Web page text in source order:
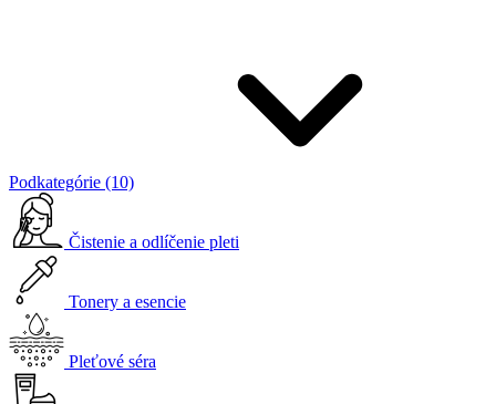
Podkategórie (10)
Čistenie a odlíčenie pleti
Tonery a esencie
Pleťové séra